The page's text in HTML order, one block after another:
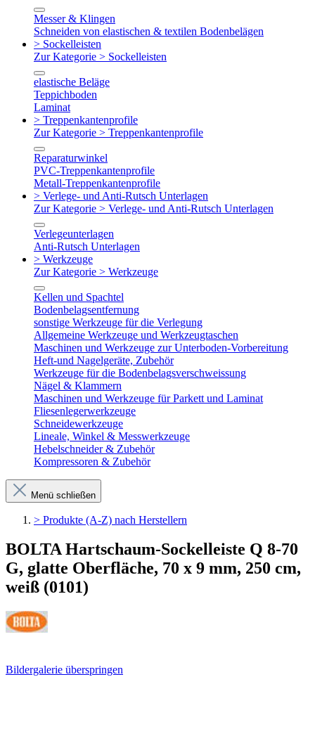
Messer & Klingen
Schneiden von elastischen & textilen Bodenbelägen
> Sockelleisten
Zur Kategorie > Sockelleisten
elastische Beläge
Teppichboden
Laminat
> Treppenkantenprofile
Zur Kategorie > Treppenkantenprofile
Reparaturwinkel
PVC-Treppenkantenprofile
Metall-Treppenkantenprofile
> Verlege- und Anti-Rutsch Unterlagen
Zur Kategorie > Verlege- und Anti-Rutsch Unterlagen
Verlegeunterlagen
Anti-Rutsch Unterlagen
> Werkzeuge
Zur Kategorie > Werkzeuge
Kellen und Spachtel
Bodenbelagsentfernung
sonstige Werkzeuge für die Verlegung
Allgemeine Werkzeuge und Werkzeugtaschen
Maschinen und Werkzeuge zur Unterboden-Vorbereitung
Heft-und Nagelgeräte, Zubehör
Werkzeuge für die Bodenbelagsverschweissung
Nägel & Klammern
Maschinen und Werkzeuge für Parkett und Laminat
Fliesenlegerwerkzeuge
Schneidewerkzeuge
Lineale, Winkel & Messwerkzeuge
Hebelschneider & Zubehör
Kompressoren & Zubehör
Menü schließen
> Produkte (A-Z) nach Herstellern
BOLTA Hartschaum-Sockelleiste Q 8-70
G, glatte Oberfläche, 70 x 9 mm, 250 cm,
weiß (0101)
Bildergalerie überspringen